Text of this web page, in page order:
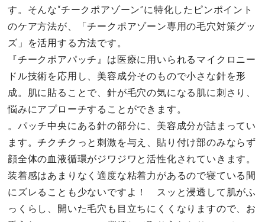
す。そんな“チークポアゾーン”に特化したピンポイント
のケア方法が、「チークポアゾーン専用の毛穴対策グッ
ズ」を活用する方法です。
『チークポアパッチ』は医療に用いられるマイクロニー
ドル技術を応用し、美容成分そのもので小さな針を形
成。肌に貼ることで、針が毛穴の気になる肌に刺さり、
悩みにアプローチすることができます。
。パッチ中央にある針の部分に、美容成分が詰まってい
ます。チクチクっと刺激を与え、貼り付け部のみならず
顔全体の血液循環がジワジワと活性化されていきます。
装着感はあまりなく適度な粘着力があるので寝ている間
にズレることも少ないですよ！ スッと浸透して肌がふ
っくらし、開いた毛穴も目立ちにくくなりますので、お